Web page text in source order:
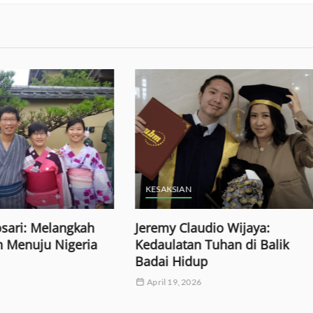
Wijaya:
Tuhan di Balik
GKY BSD SHOOT
Mengenal Lebih Dekat
Pelayanan Sekolah
BSD (Wawancara
Nadia Gunawan)